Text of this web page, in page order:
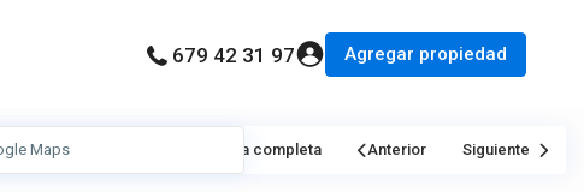
679 42 31 97 Agregar propiedad
Mi Ubicación Pantalla completa Anterior Siguiente